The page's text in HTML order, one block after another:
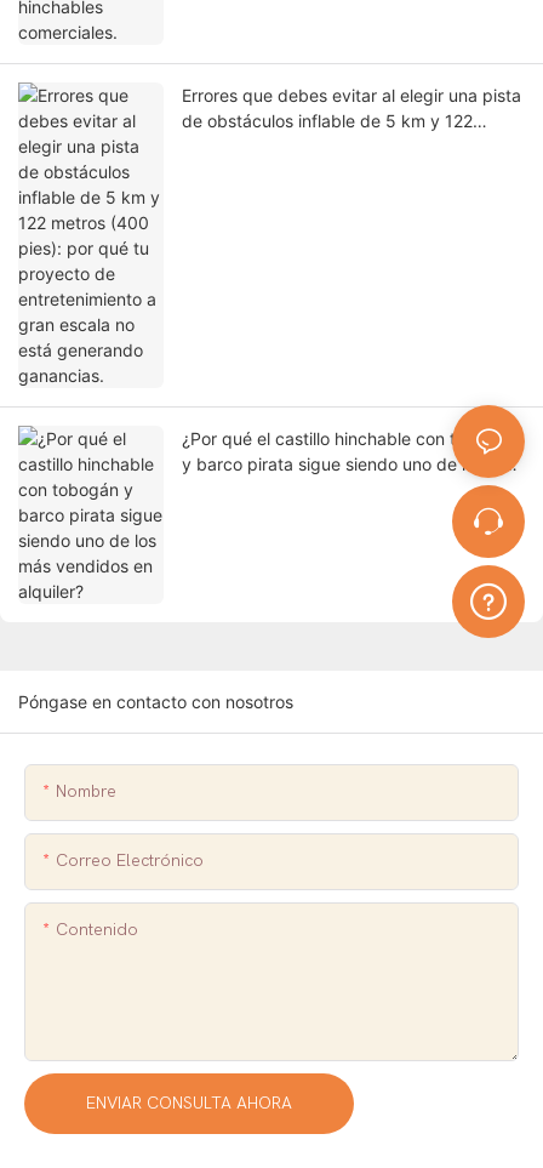
Errores que debes evitar al elegir una pista
de obstáculos inflable de 5 km y 122
¿Por qué el castillo hinchable con tobogán
y barco pirata sigue siendo uno de los más
Póngase en contacto con nosotros
Nombre
Correo Electrónico
Contenido
ENVIAR CONSULTA AHORA